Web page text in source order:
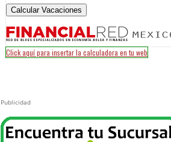
Publicidad